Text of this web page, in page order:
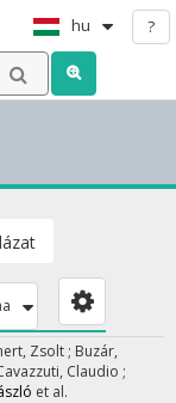
hu ?
Zsolt ; Buzár,
Claudio ;
et al.